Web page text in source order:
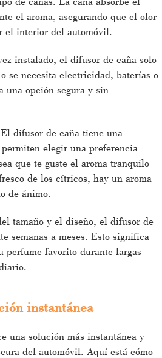
el aroma, asegurando que el olor
el interior del automóvil.
instalado, el difusor de caña solo
se necesita electricidad, baterías o
una opción segura y sin
El difusor de caña tiene una
elegir una preferencia
que te guste el aroma tranquilo
de los cítricos, hay un aroma
de ánimo.
tamaño y el diseño, el difusor de
semanas a meses. Esto significa
perfume favorito durante largas
instantánea
una solución más instantánea y
del automóvil. Aquí está cómo